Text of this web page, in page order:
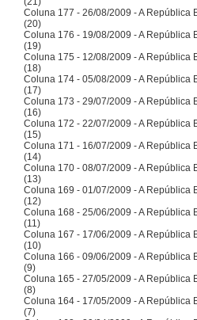
Coluna 177 - 26/08/2009 - A República
(20)
Coluna 176 - 19/08/2009 - A República
(19)
Coluna 175 - 12/08/2009 - A República
(18)
Coluna 174 - 05/08/2009 - A República
(17)
Coluna 173 - 29/07/2009 - A República
(16)
Coluna 172 - 22/07/2009 - A República
(15)
Coluna 171 - 16/07/2009 - A República
(14)
Coluna 170 - 08/07/2009 - A República
(13)
Coluna 169 - 01/07/2009 - A República
(12)
Coluna 168 - 25/06/2009 - A República
(11)
Coluna 167 - 17/06/2009 - A República
(10)
Coluna 166 - 09/06/2009 - A República
(9)
Coluna 165 - 27/05/2009 - A República
(8)
Coluna 164 - 17/05/2009 - A República
(7)